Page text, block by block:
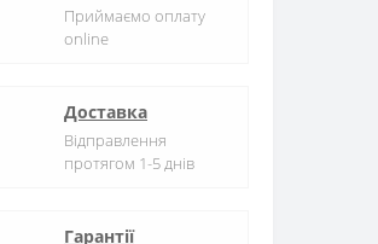
Приймаємо оплату
online
Доставка
Відправлення
протягом 1-5 днів
Гарантії